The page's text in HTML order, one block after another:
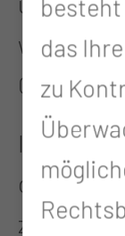
werden
Im Foyer
darüber
zum
besteht
das
zu